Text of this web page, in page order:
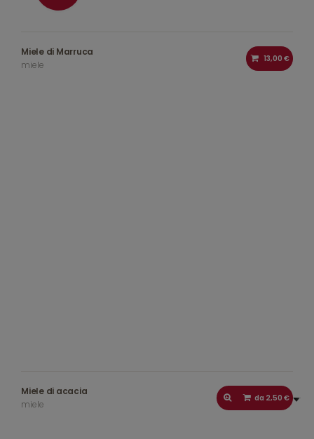
Miele di Marruca
miele
13,00 €
Miele di acacia
miele
da 2,50 €